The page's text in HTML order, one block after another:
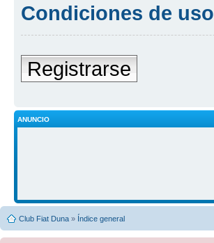
Condiciones de uso
Registrarse
ANUNCIO
Club Fiat Duna » Índice general